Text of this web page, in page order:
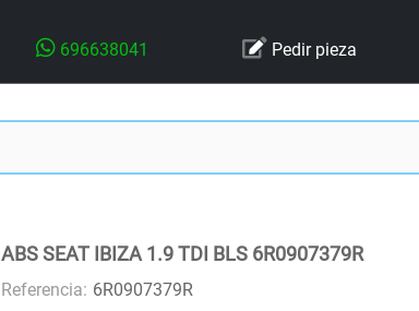
696638041 Pedir pieza
ABS SEAT IBIZA 1.9 TDI BLS 6R0907379R
Referencia: 6R0907379R